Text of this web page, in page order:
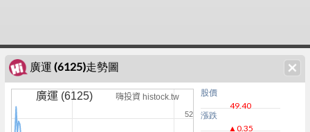
廣運 (6125)走勢圖
廣運 (6125) 嗨投資 histock.tw
52
股價
49.40
漲跌
▲0.35